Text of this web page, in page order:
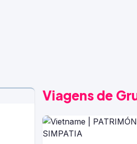
Viagens de